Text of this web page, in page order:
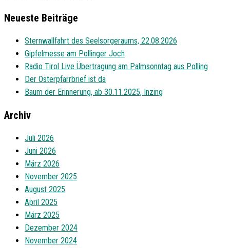
Neueste Beiträge
Sternwallfahrt des Seelsorgeraums, 22.08.2026
Gipfelmesse am Pollinger Joch
Radio Tirol Live Übertragung am Palmsonntag aus Polling
Der Osterpfarrbrief ist da
Baum der Erinnerung, ab 30.11.2025, Inzing
Archiv
Juli 2026
Juni 2026
März 2026
November 2025
August 2025
April 2025
März 2025
Dezember 2024
November 2024